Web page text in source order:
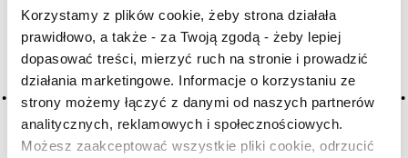
Korzystamy z plików cookie, żeby strona działała
prawidłowo, a także - za Twoją zgodą - żeby lepiej
dopasować treści, mierzyć ruch na stronie i prowadzić
działania marketingowe. Informacje o korzystaniu ze
strony możemy łączyć z danymi od naszych partnerów
analitycznych, reklamowych i społecznościowych.
Możesz zaakceptować wszystkie pliki cookie, odrzucić
A B C-Ć D E F G
H I J K L-Ł M N
O-Ó P Q R S-Ś T
U V W X-Y
Z-Ź-Ż